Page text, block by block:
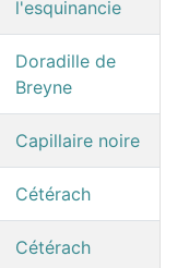
l'esquinancie
Doradille de
Breyne
Capillaire noire
Cétérach
Cétérach